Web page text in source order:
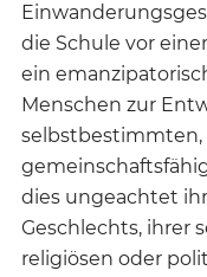
die Schule vor
ein
Menschen zur
dies ungeachtet
Geschlechts, ihrer
religiösen oder